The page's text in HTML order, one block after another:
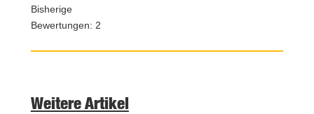
Bisherige
Bewertungen: 2
Weitere Artikel